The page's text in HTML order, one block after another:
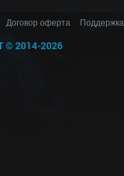
Договор оферта Поддержка
©2014-2026